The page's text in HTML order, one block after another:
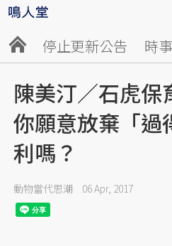
停止更新公告 時
陳美汀／石虎
你願意放棄「過
利嗎？
動物當代思潮 06 Apr, 2017